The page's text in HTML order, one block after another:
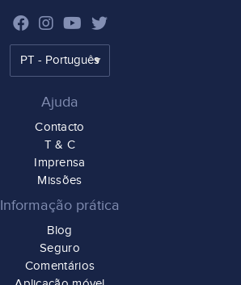
Ajuda
Contacto
T & C
Imprensa
Missões
Informação prática
Blog
Seguro
Comentários